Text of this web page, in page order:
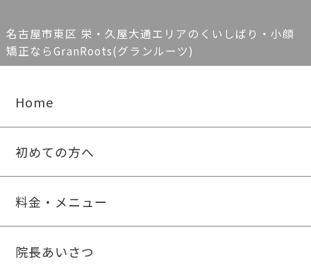
名古屋市東区 栄・久屋大通エリアのくいしばり・小顔
矯正ならGranRoots(グランルーツ)
Home
初めての方へ
料金・メニュー
院長あいさつ